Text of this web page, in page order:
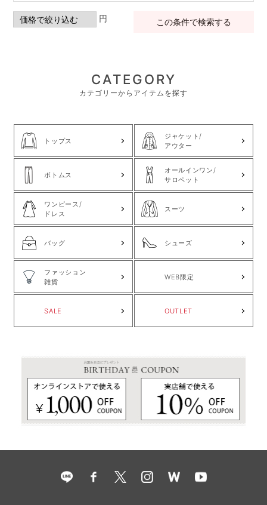
円 この条件で検索する
CATEGORY
カテゴリーからアイテムを探す
トップス
ジャケット/
アウター
ボトムス
オールインワン/
サロペット
ワンピース/
ドレス
スーツ
バッグ シューズ
ファッション
雑貨
WEB限定
SALE OUTLET